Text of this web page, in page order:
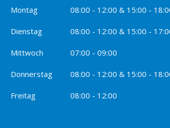
Montag 08:00 - 12:00 & 15:00 -
Dienstag 08:00 - 12:00 & 15:00 -
Mittwoch 07:00 - 09:00
Donnerstag 08:00 - 12:00 & 15:00 -
Freitag 08:00 - 12:00